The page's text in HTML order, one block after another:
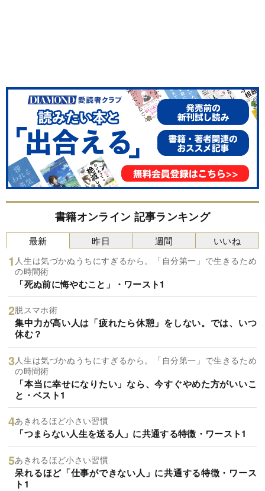
書籍オンライン 記事ランキング
最新
人生は気づかぬうちにすぎるから。「自分第一」で生きるため
の時間術
「死ぬ前に悔やむこと」・ワースト1
脱スマホ術
集中力が高い人は「疲れたら休憩」をしない。では、いつ
休む？
人生は気づかぬうちにすぎるから。「自分第一」で生きるため
の時間術
「本当に幸せになりたい」なら、今すぐやめた方がいいこ
と・ベスト1
あきれるほど小さい習慣
「つまらない人生を送る人」に共通する特徴・ワースト1
あきれるほど小さい習慣
呆れるほど「仕事ができない人」に共通する特徴・ワース
ト1
昨日 週間 いいね